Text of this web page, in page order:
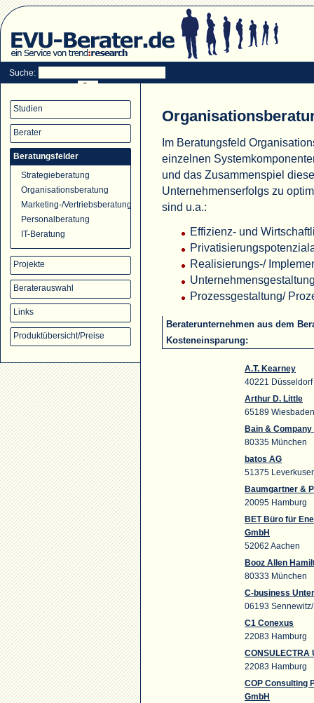
Suche:
Studien
Berater
Beratungsfelder
Strategieberatung
Organisationsberatung
Marketing-/Vertriebsberatung
Personalberatung
IT-Beratung
Projekte
Beraterauswahl
Links
Produktübersicht/Preise
Im Beratungsfeld
einzelnen
und das Zusammenspiel
Unternehmenserfolgs zu
sind u.a.:
Effizienz- und
Realisierungs-/
Prozessgestaltung/
Beraterunternehmen aus dem
Kosteneinsparung:
A.T. Kearney
40221 Düsseldorf
Arthur D. Little
65189 Wiesbaden
Bain &
80335 München
batos AG
51375
Baumgartner &
20095 Hamburg
BET Büro für
GmbH
52062 Aachen
Booz Allen
80333 München
C-business
06193
C1 Conexus
22083 Hamburg
22083 Hamburg
COP Consulting
GmbH